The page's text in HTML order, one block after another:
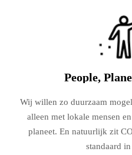
People,
Wij willen zo duurzaam
alleen met lokale mensen
planeet. En natuurlijk zit
standaard